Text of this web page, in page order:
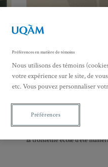
École d’été
Formation de maîtrise
Méthodes et outils
cartographie en
École d’été internationale
25 au 29 juin 2018
la troisième école d’été
Préférences en matière de témoins
Nous utilisons des témoins
votre expérience sur le site, de
etc. Vous pouvez personnaliser
Préférences